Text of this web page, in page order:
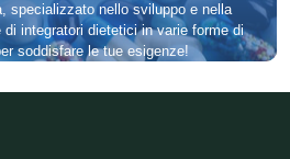
specializzato nello sviluppo e nella
di integratori dietetici in varie forme di
soddisfare le tue esigenze!